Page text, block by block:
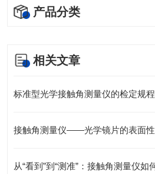
产品分类
相关文章
标准型光学接触角测量仪的检定规程